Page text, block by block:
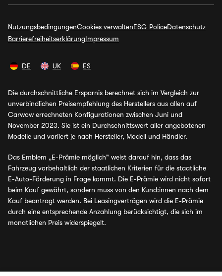
NutzungsbedingungenCookies verwaltenESG PoliceDatenschutz
BarrierefreiheitserklärungImpressum
DE UK ES
Die durchschnittliche Ersparnis berechnet sich im Vergleich zur
unverbindlichen Preisempfehlung des Herstellers aus allen auf
Carwow errechneten Konfigurationen zwischen Juni und
November 2023. Sie ist ein Durchschnittswert aller angebotenen
Modelle und variiert je nach Hersteller, Modell und Händler.
Das Emblem „E-Prämie möglich" weist darauf hin, dass das
Fahrzeug vorbehaltlich der staatlichen Kriterien für die staatliche
E-Auto-Förderung in Frage kommt. Die E-Prämie wird nicht sofort
beim Kauf gewährt, sondern muss von den Kund:innen nach dem
Kauf beantragt werden. Bei Leasingverträgen wird die E-Prämie
durch eine entsprechende Anzahlung berücksichtigt, die sich im
monatlichen Preis widerspiegelt.